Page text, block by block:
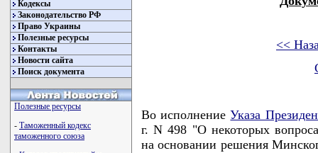
Кодексы
Законодательство РФ
Право Украины
Полезные ресурсы
Контакты
Новости сайта
Поиск документа
Полезные ресурсы
- Таможенный кодекс
таможенного союза
<<
Во исполнениеУказа
г. N 498 "О некоторых
на основании решения